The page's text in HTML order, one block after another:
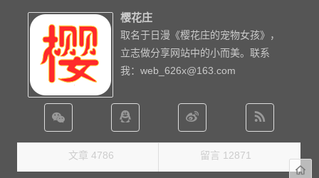
樱花庄
取名于日漫《樱花庄的宠物女孩》，
立志做分享网站中的小而美。联系
我：web_626x@163.com
文章 4786 留言 12871